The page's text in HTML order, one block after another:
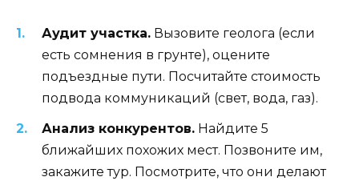
Аудит участка. Вызовите геолога (если
есть сомнения в грунте), оцените
подъездные пути. Посчитайте стоимость
подвода коммуникаций (свет, вода, газ).
Анализ конкурентов. Найдите 5
ближайших похожих мест. Позвоните им,
закажите тур. Посмотрите, что они делают